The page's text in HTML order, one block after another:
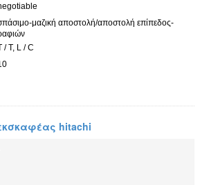
μαζική αποστολή/αποστολή επίπεδος-
/ T, L / C
hitachi